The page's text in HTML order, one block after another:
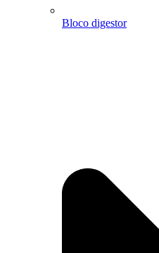
Bloco digestor